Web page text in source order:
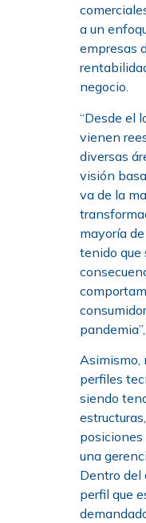
a un
empresas
negocio.
“Desde el
vienen
diversas
visión
va de la
mayoría
tenido que
Asimismo,
perfiles
siendo
una
Dentro del
perfil que